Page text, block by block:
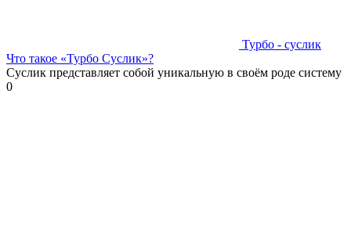
Турбо - суслик
Что такое «Турбо Суслик»?
Суслик представляет собой уникальную в своём роде систему
0